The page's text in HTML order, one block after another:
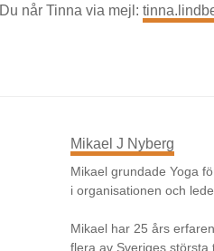
Du når Tinna via mejl:
Mikael J Nyberg
Mikael grundade Yoga
i organisationen och
Mikael har 25 års
flera av Sveriges största